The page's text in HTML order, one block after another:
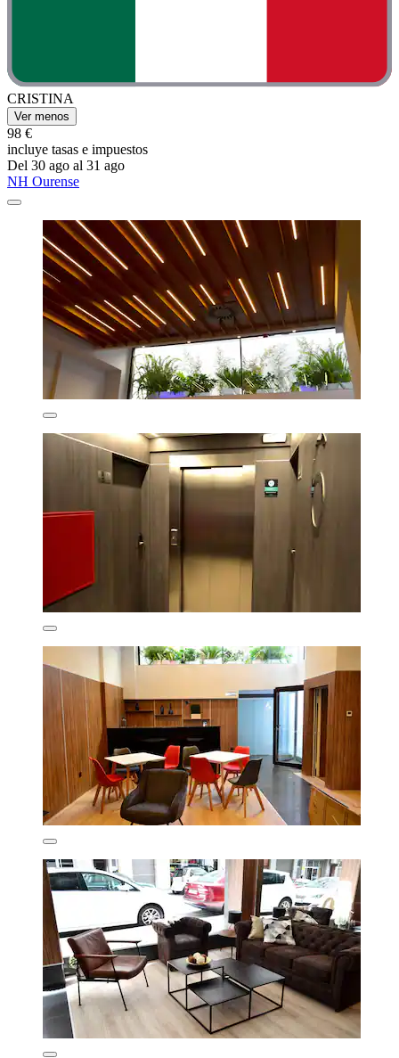
CRISTINA
Ver menos
98 €
incluye tasas e impuestos
Del 30 ago al 31 ago
NH Ourense